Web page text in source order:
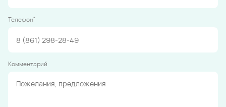
Телефон*
Комментарий